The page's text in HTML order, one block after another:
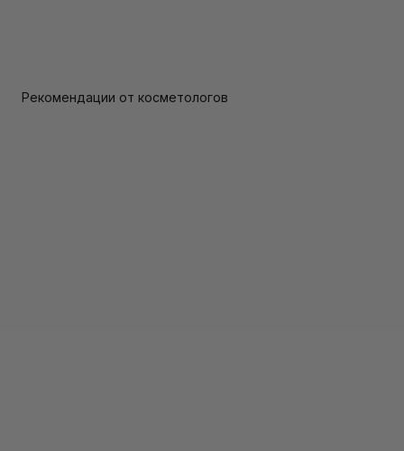
Рекомендации от косметологов